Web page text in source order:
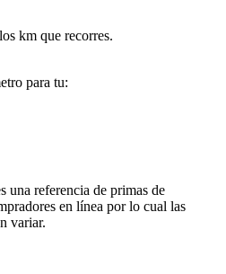
km que recorres.
para tu:
una referencia de primas de
en línea por lo cual las
variar.